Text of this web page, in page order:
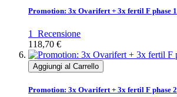
Promotion: 3x Ovarifert + 3x fertil F phase 1
1 Recensione
118,70 €
Aggiungi al Carrello
Promotion: 3x Ovarifert + 3x fertil F phase 2